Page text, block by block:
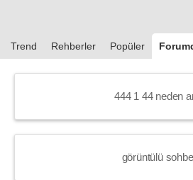
Trend Rehberler Popüler
444 1 44 neden
görüntülü